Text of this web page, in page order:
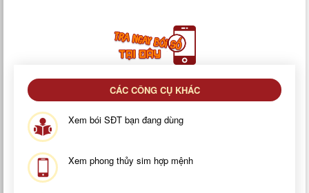
CÁC CÔNG CỤ KHÁC
Xem bói SĐT bạn đang dùng
Xem phong thủy sim hợp mệnh